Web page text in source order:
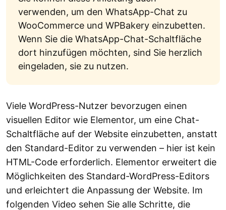
verwenden, um den WhatsApp-Chat zu
WooCommerce und WPBakery einzubetten.
Wenn Sie die WhatsApp-Chat-Schaltfläche
dort hinzufügen möchten, sind Sie herzlich
eingeladen, sie zu nutzen.
Viele WordPress-Nutzer bevorzugen einen
visuellen Editor wie Elementor, um eine Chat-
Schaltfläche auf der Website einzubetten, anstatt
den Standard-Editor zu verwenden – hier ist kein
HTML-Code erforderlich. Elementor erweitert die
Möglichkeiten des Standard-WordPress-Editors
und erleichtert die Anpassung der Website. Im
folgenden Video sehen Sie alle Schritte, die